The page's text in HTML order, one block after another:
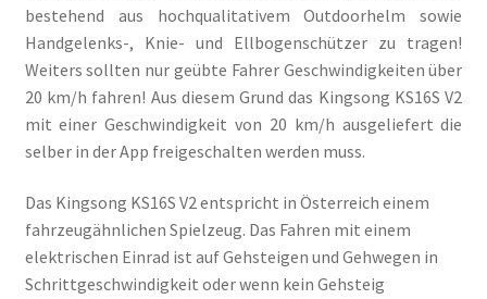
bestehend aus hochqualitativem Outdoorhelm sowie
Handgelenks-, Knie- und Ellbogenschützer zu tragen!
Weiters sollten nur geübte Fahrer Geschwindigkeiten über
20 km/h fahren! Aus diesem Grund das Kingsong KS16S V2
mit einer Geschwindigkeit von 20 km/h ausgeliefert die
selber in der App freigeschalten werden muss.
Das Kingsong KS16S V2 entspricht in Österreich einem
fahrzeugähnlichen Spielzeug. Das Fahren mit einem
elektrischen Einrad ist auf Gehsteigen und Gehwegen in
Schrittgeschwindigkeit oder wenn kein Gehsteig